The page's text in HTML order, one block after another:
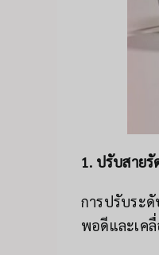
1. ปรับสาย
การปรับระ
พอดีและเค